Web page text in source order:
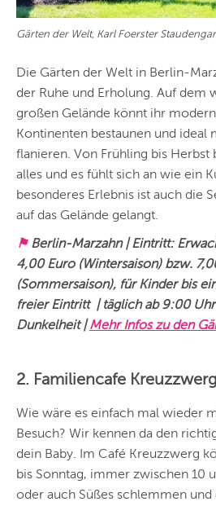
Gärten der Welt, Karl Foerster
Die Gärten der Welt in Berlin-
der Ruhe und Erholung. Auf dem
großen Gelände könnt ihr
Kontinenten bestaunen und ideal
flanieren. Von Frühling bis
alles und es fühlt sich an wie ein
besonderes Erlebnis ist auch die
auf das Gelände gelangt.
⚑ Berlin-Marzahn | Eintritt:
4,00 Euro (Wintersaison) bzw.
(Sommersaison), für Kinder bis
freier Eintritt | täglich ab 9:00
Dunkelheit |Mehr Infos zu den
2. Familiencafe Kreuzzwerg
Wie wäre es einfach mal wieder
Besuch? Wir kennen da den
dein Baby. Im Café Kreuzzwerg
bis Sonntag, immer zwischen 10
oder auch Süßes schlemmen und